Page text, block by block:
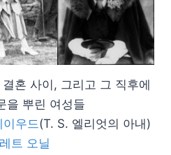
혼 사이, 그리고 그 직후에
을 뿌린 여성들
우드(T. S. 엘리엇의 아내)
트 오닐